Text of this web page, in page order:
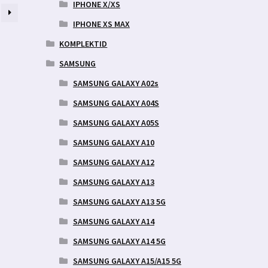
IPHONE X/XS
IPHONE XS MAX
KOMPLEKTID
SAMSUNG
SAMSUNG GALAXY A02s
SAMSUNG GALAXY A04S
SAMSUNG GALAXY A05S
SAMSUNG GALAXY A10
SAMSUNG GALAXY A12
SAMSUNG GALAXY A13
SAMSUNG GALAXY A13 5G
SAMSUNG GALAXY A14
SAMSUNG GALAXY A14 5G
SAMSUNG GALAXY A15/A15 5G